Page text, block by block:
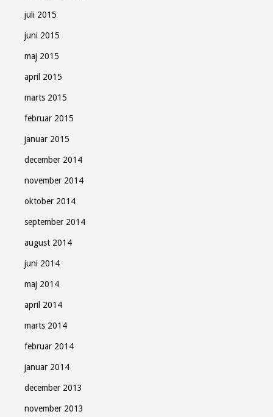
juli 2015
juni 2015
maj 2015
april 2015
marts 2015
februar 2015
januar 2015
december 2014
november 2014
oktober 2014
september 2014
august 2014
juni 2014
maj 2014
april 2014
marts 2014
februar 2014
januar 2014
december 2013
november 2013